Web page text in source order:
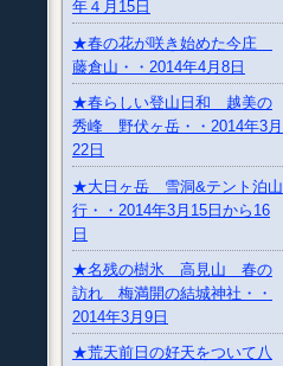
年４月15日
★春の花が咲き始めた今庄
藤倉山・・2014年4月8日
★春らしい登山日和 越美の
秀峰 野伏ヶ岳・・2014年3月
22日
★大日ヶ岳 雪洞&テント泊山
行・・2014年3月15日から16
日
★名残の樹氷 高見山 春の
訪れ 梅満開の結城神社・・
2014年3月9日
★荒天前日の好天をついて八